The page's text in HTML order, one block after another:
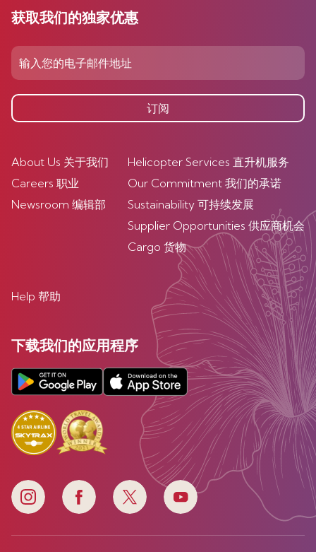
获取我们的独家优惠
订阅
About Us 关于我们
Careers 职业
Newsroom 编辑部
Helicopter Services 直升机服务
Our Commitment 我们的承诺
Sustainability 可持续发展
Supplier Opportunities 供应商机会
Cargo 货物
Help 帮助
下载我们的应用程序